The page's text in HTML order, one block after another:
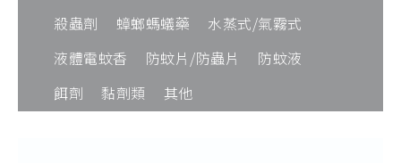
殺蟲劑
蟑螂螞蟻藥
水蒸式/氣霧式
液體電蚊香
防蚊片/防蟲片
防蚊液
餌劑
黏劑類 其他